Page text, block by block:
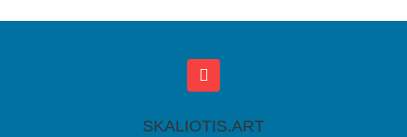
SKALIOTIS.ART